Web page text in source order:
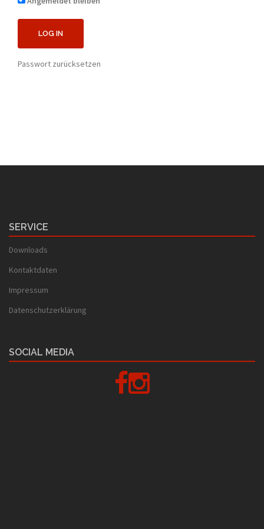
Passwort zurücksetzen
SERVICE
Downloads
Kontaktdaten
Impressum
Datenschutzerklärung
SOCIAL MEDIA
FacebookInstagram